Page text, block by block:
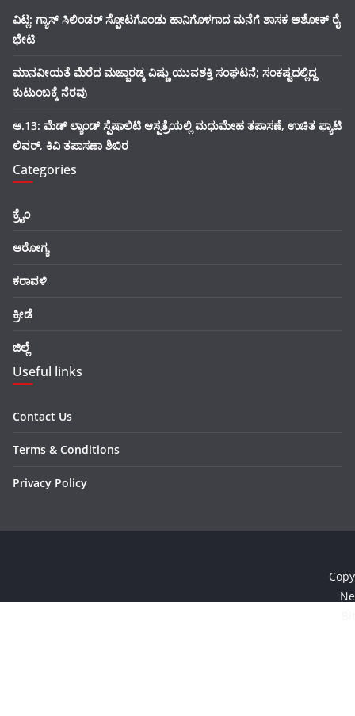
ವಿಟ್ಲ: ಗ್ಯಾಸ್ ಸಿಲಿಂಡರ್ ಸ್ಪೋಟಗೊಂಡು ಹಾನಿಗೊಳಗಾದ ಮನೆಗೆ ಶಾಸಕ ಅಶೋಕ್ ರೈ
ಭೇಟಿ
ಮಾನವೀಯತೆ ಮೆರೆದ ಮಜ್ಜಾರಡ್ಕ ವಿಷ್ಣು ಯುವಶಕ್ತಿ ಸಂಘಟನೆ; ಸಂಕಷ್ಟದಲ್ಲಿದ್ದ
ಕುಟುಂಬಕ್ಕೆ ನೆರವು
ಆ.13: ಮೆಡ್ ಲ್ಯಾಂಡ್ ಸ್ಪೆಷಾಲಿಟಿ ಆಸ್ಪತ್ರೆಯಲ್ಲಿ ಮಧುಮೇಹ ತಪಾಸಣೆ, ಉಚಿತ ಫ್ಯಾಟಿ
ಲಿವರ್, ಕಿವಿ ತಪಾಸಣಾ ಶಿಬಿರ
Categories
ಕ್ರೈಂ
ಆರೋಗ್ಯ
ಕರಾವಳಿ
ಕ್ರೀಡೆ
ಜಿಲ್ಲೆ
Useful links
Contact Us
Terms & Conditions
Privacy Policy